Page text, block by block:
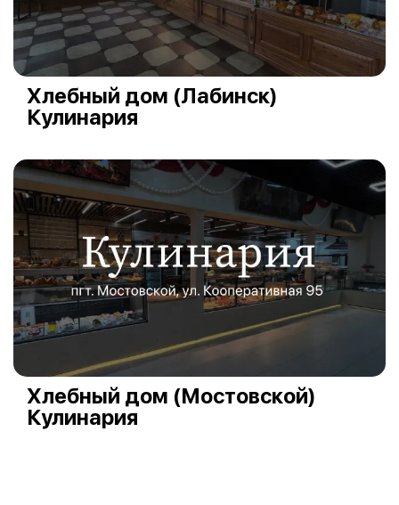
Хлебный дом (Лабинск)
Кулинария
Хлебный дом (Мостовской)
Кулинария